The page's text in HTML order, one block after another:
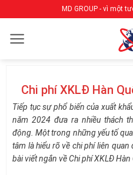
qua
nội
MD GROUP - vì một
Chi phí XKLĐ Hàn
Tiếp tục sự phổ biến của xuất
năm 2024 đưa ra nhiều thách
động. Một trong những yếu tố
tâm là hiểu rõ về chi phí liên
bài viết ngắn về Chi phí XKLĐ